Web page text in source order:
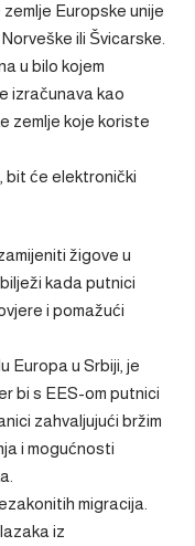
Europske unije
ili Švicarske.
u bilo kojem
izračunava kao
zemlje koje koriste
bit će elektronički
žigove u
kada putnici
i pomažući
Europa u Srbiji, je
bi s EES-om putnici
zahvaljujući bržim
i mogućnosti
migracija.
iz